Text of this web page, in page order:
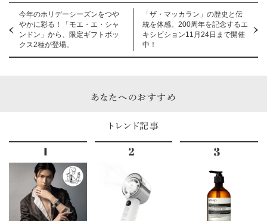
今年のホリデーシーズンをつや
やかに彩る！「モエ・エ・シャ
ンドン」から、限定ギフトボッ
クス2種が登場。
「ザ・マッカラン」の歴史と伝
統を体感。200周年を記念するエ
キシビション11月24日まで開催
中！
あなたへのおすすめ
トレンド記事